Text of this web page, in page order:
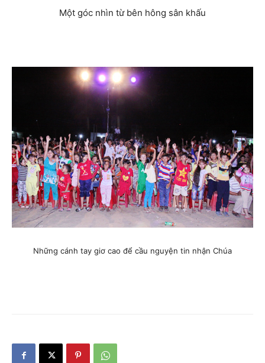
Một góc nhìn từ bên hông sân khấu
Những cánh tay giơ cao để cầu nguyện tin nhận Chúa